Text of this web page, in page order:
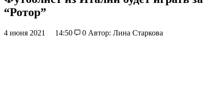
“Ротор”
4 июня 2021 14:50 0 Автор: Лина Старкова